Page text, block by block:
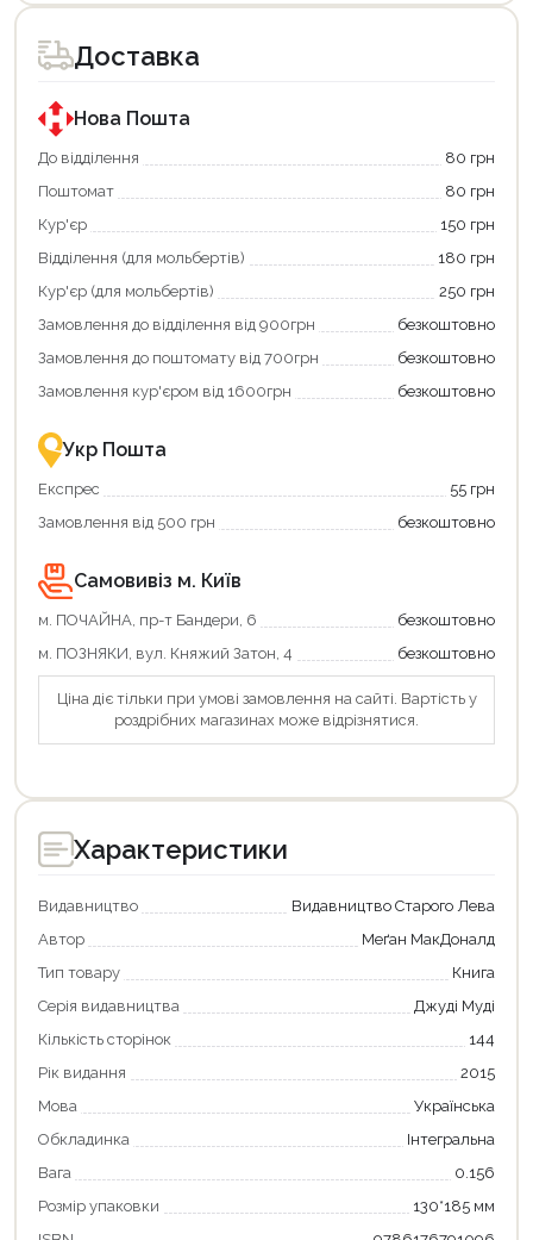
Доставка
Нова Пошта
До відділення
80 грн
Поштомат
80 грн
Кур'єр
150 грн
Відділення (для мольбертів)
180 грн
Кур'єр (для мольбертів)
250 грн
Замовлення до відділення від 900грн
безкоштовно
Замовлення до поштомату від 700грн
безкоштовно
Замовлення кур'єром від 1600грн
безкоштовно
Укр Пошта
Експрес
55 грн
Замовлення від 500 грн
безкоштовно
Самовивіз м. Київ
м. ПОЧАЙНА, пр-т Бандери, 6
безкоштовно
м. ПОЗНЯКИ, вул. Княжий Затон, 4
безкоштовно
Ціна діє тільки при умові замовлення на сайті. Вартість у
роздрібних магазинах може відрізнятися.
Характеристики
Видавництво
Видавництво Старого Лева
Автор
Меґан МакДоналд
Тип товару
Книга
Серія видавництва
Джуді Муді
Кількість сторінок
144
Рік видання
2015
Мова
Українська
Обкладинка
Інтегральна
Вага
0.156
Розмір упаковки
130*185 мм
Оформити замовлення